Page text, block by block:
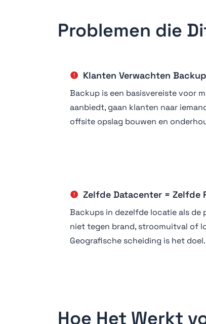
Problemen die
Klanten Verwachten Backup
Backup is een basisvereiste voor
aanbiedt, gaan klanten naar
offsite opslag bouwen en
Zelfde Datacenter = Zelfde
Backups in dezelfde locatie als de
niet tegen brand, stroomuitval of
Geografische scheiding is het doel.
Hoe Het Werkt